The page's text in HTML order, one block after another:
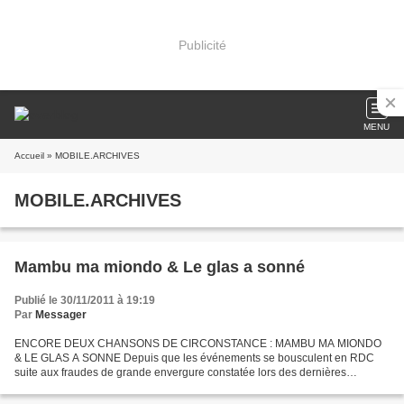
Publicité
MENU
Accueil » MOBILE.ARCHIVES
MOBILE.ARCHIVES
Mambu ma miondo & Le glas a sonné
Publié le 30/11/2011 à 19:19
Par Messager
ENCORE DEUX CHANSONS DE CIRCONSTANCE : MAMBU MA MIONDO
& LE GLAS A SONNE Depuis que les événements se bousculent en RDC
suite aux fraudes de grande envergure constatée lors des dernières